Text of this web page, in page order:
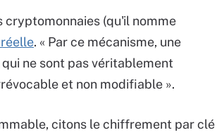
(qu'il nomme
. « Par ce mécanisme, une
ne sont pas véritablement
et non modifiable ».
citons le chiffrement par clé